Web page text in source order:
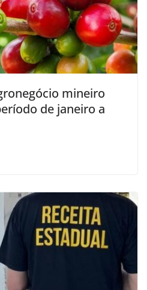
mineiro
de janeiro a